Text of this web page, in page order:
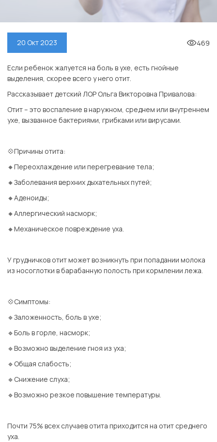
20 Окт 2023 469
Если ребенок жалуется на боль в ухе, есть гнойные
выделения, скорее всего у него отит.
Рассказывает детский ЛОР Ольга Викторовна Привалова:
Отит – это воспаление в наружном, среднем или внутреннем
ухе, вызванное бактериями, грибками или вирусами.
💠Причины отита:
🔸Переохлаждение или перегревание тела;
🔸Заболевания верхних дыхательных путей;
🔸Аденоиды;
🔸Аллергический насморк;
🔸Механическое повреждение уха.
У грудничков отит может возникнуть при попадании молока
из носоглотки в барабанную полость при кормлении лежа.
💠Симптомы:
🔹Заложенность, боль в ухе;
🔹Боль в горле, насморк;
🔹Возможно выделение гноя из уха;
🔹Общая слабость;
🔹Снижение слуха;
🔹Возможно резкое повышение температуры.
Почти 75% всех случаев отита приходится на отит среднего
уха.